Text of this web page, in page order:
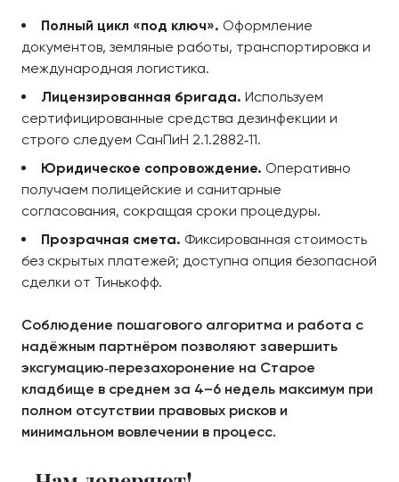
Полный цикл «под ключ». Оформление
документов, земляные работы, транспортировка и
международная логистика.
Лицензированная бригада. Используем
сертифицированные средства дезинфекции и
строго следуем СанПиН 2.1.2882‑11.
Юридическое сопровождение. Оперативно
получаем полицейские и санитарные
согласования, сокращая сроки процедуры.
Прозрачная смета. Фиксированная стоимость
без скрытых платежей; доступна опция безопасной
сделки от Тинькофф.
Соблюдение пошагового алгоритма и работа с
надёжным партнёром позволяют завершить
эксгумацию‑перезахоронение на Старое
кладбище в среднем за 4–6 недель максимум при
полном отсутствии правовых рисков и
минимальном вовлечении в процесс.